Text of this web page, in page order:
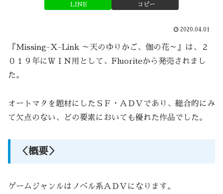
LINE コピー
2020.04.01
『Missing-X-Link ～天のゆりかご、伽の花～』は、２
０１９年にＷＩＮ用として、Fluoriteから発売されまし
た。
オートマタを題材にしたＳＦ・ＡＤＶであり、総合的にみ
て欠点のない、どの要素においても優れた作品でした。
＜概要＞
ゲームジャンルはノベル系ＡＤＶになります。